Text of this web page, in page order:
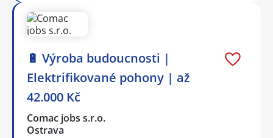
🔋 Výroba budoucnosti |
Elektrifikované pohony | až
42.000 Kč
Comac jobs s.r.o.
Ostrava